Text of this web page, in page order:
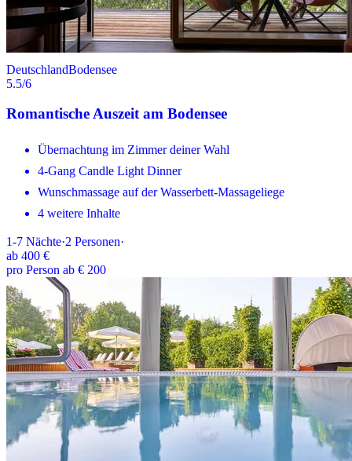
DeutschlandBodensee
5.5/6
Romantische Auszeit am Bodensee
Übernachtung im Zimmer deiner Wahl
4-Gang Candle Light Dinner
Wunschmassage auf der Wasserbett-Massageliege
4 weitere Inhalte
1-7 Nächte·2 Personen·
ab 400 €
pro Person ab € 200